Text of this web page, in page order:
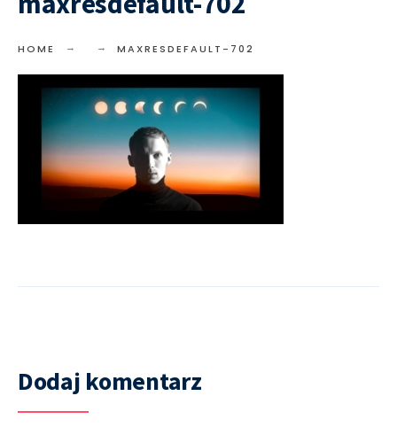
HOME MAXRESDEFAULT-702
Dodaj komentarz